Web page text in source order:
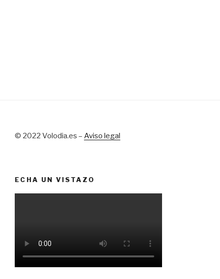
© 2022 Volodia.es – Aviso legal
ECHA UN VISTAZO